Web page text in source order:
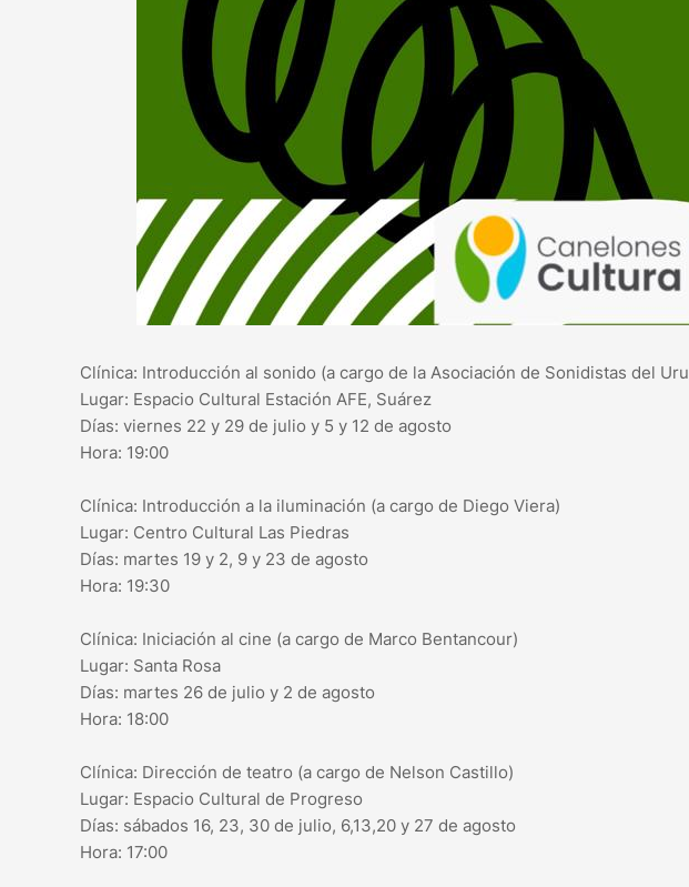
Clínica: Introducción al sonido (a cargo de la Asociación de Sonidistas del
Lugar: Espacio Cultural Estación AFE, Suárez
Días: viernes 22 y 29 de julio y 5 y 12 de agosto
Hora: 19:00
Clínica: Introducción a la iluminación (a cargo de Diego Viera)
Lugar: Centro Cultural Las Piedras
Días: martes 19 y 2, 9 y 23 de agosto
Hora: 19:30
Clínica: Iniciación al cine (a cargo de Marco Bentancour)
Lugar: Santa Rosa
Días: martes 26 de julio y 2 de agosto
Hora: 18:00
Clínica: Dirección de teatro (a cargo de Nelson Castillo)
Lugar: Espacio Cultural de Progreso
Días: sábados 16, 23, 30 de julio, 6,13,20 y 27 de agosto
Hora: 17:00